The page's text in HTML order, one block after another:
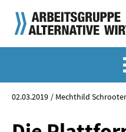
02.03.2019 Mechthild